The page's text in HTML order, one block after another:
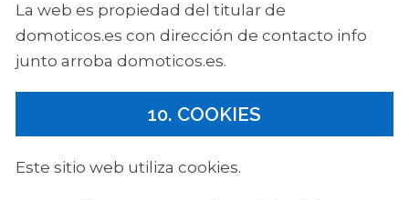
La web es propiedad del titular de
domoticos.es con dirección de contacto info
junto arroba domoticos.es.
10. COOKIES
Este sitio web utiliza cookies.